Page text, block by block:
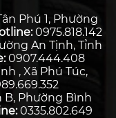
Phú 1, Phường
0975.818.142
An Tịnh, Tỉnh
0907.444.408
, Xã Phú Túc,
B, Phường Bình
0335.802.649